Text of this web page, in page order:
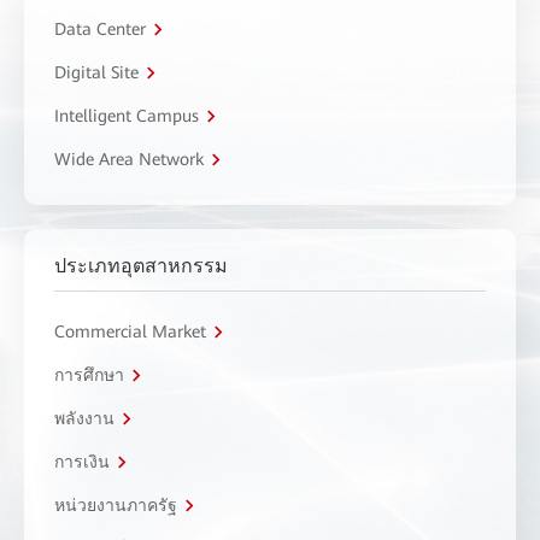
Data Center
Digital Site
Intelligent Campus
Wide Area Network
ประเภทอุตสาหกรรม
Commercial Market
การศึกษา
พลังงาน
การเงิน
หน่วยงานภาครัฐ